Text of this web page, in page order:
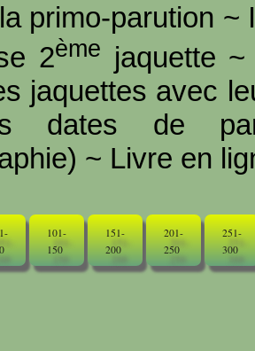
primo-parution ~
2ème jaquette
jaquettes avec
dates de
~ Livre en
101-
150
151-
200
201-
250
251-
300